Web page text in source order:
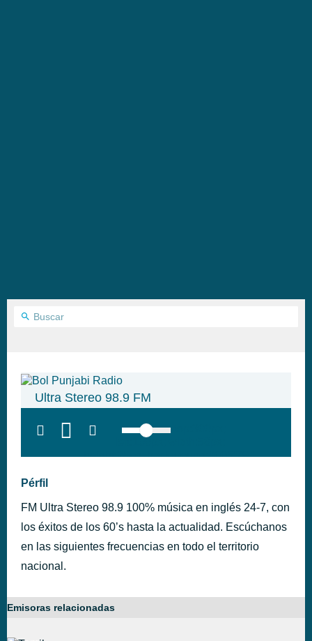
Ultra Stereo 98.9 FM
height:28px; background:#005f79;'
Pérfil
FM Ultra Stereo 98.9 100% música en inglés 24-7, con
los éxitos de los 60’s hasta la actualidad. Escúchanos
en las siguientes frecuencias en todo el territorio
nacional.
Emisoras relacionadas